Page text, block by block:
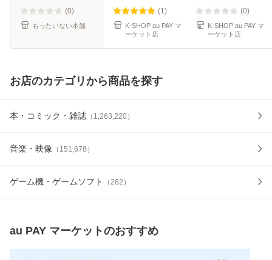
(0)
もったいない本舗
Chocolate Cherish
Tick-Tack Cherish
Magnetic -
(1)
K-SHOP au PAY マ
ーケット店
WE GO UP HOT
SAUCE Love In
My Heart DRIP
CLIK C
(0)
K-SHOP au PAY マ
ーケット店
お店のカテゴリから商品を探す
本・コミック・雑誌 （ 1,263,220）
音楽・映像 （ 151,678 ）
ゲーム機・ゲームソフト （282 ）
au PAY マーケットのおすすめ